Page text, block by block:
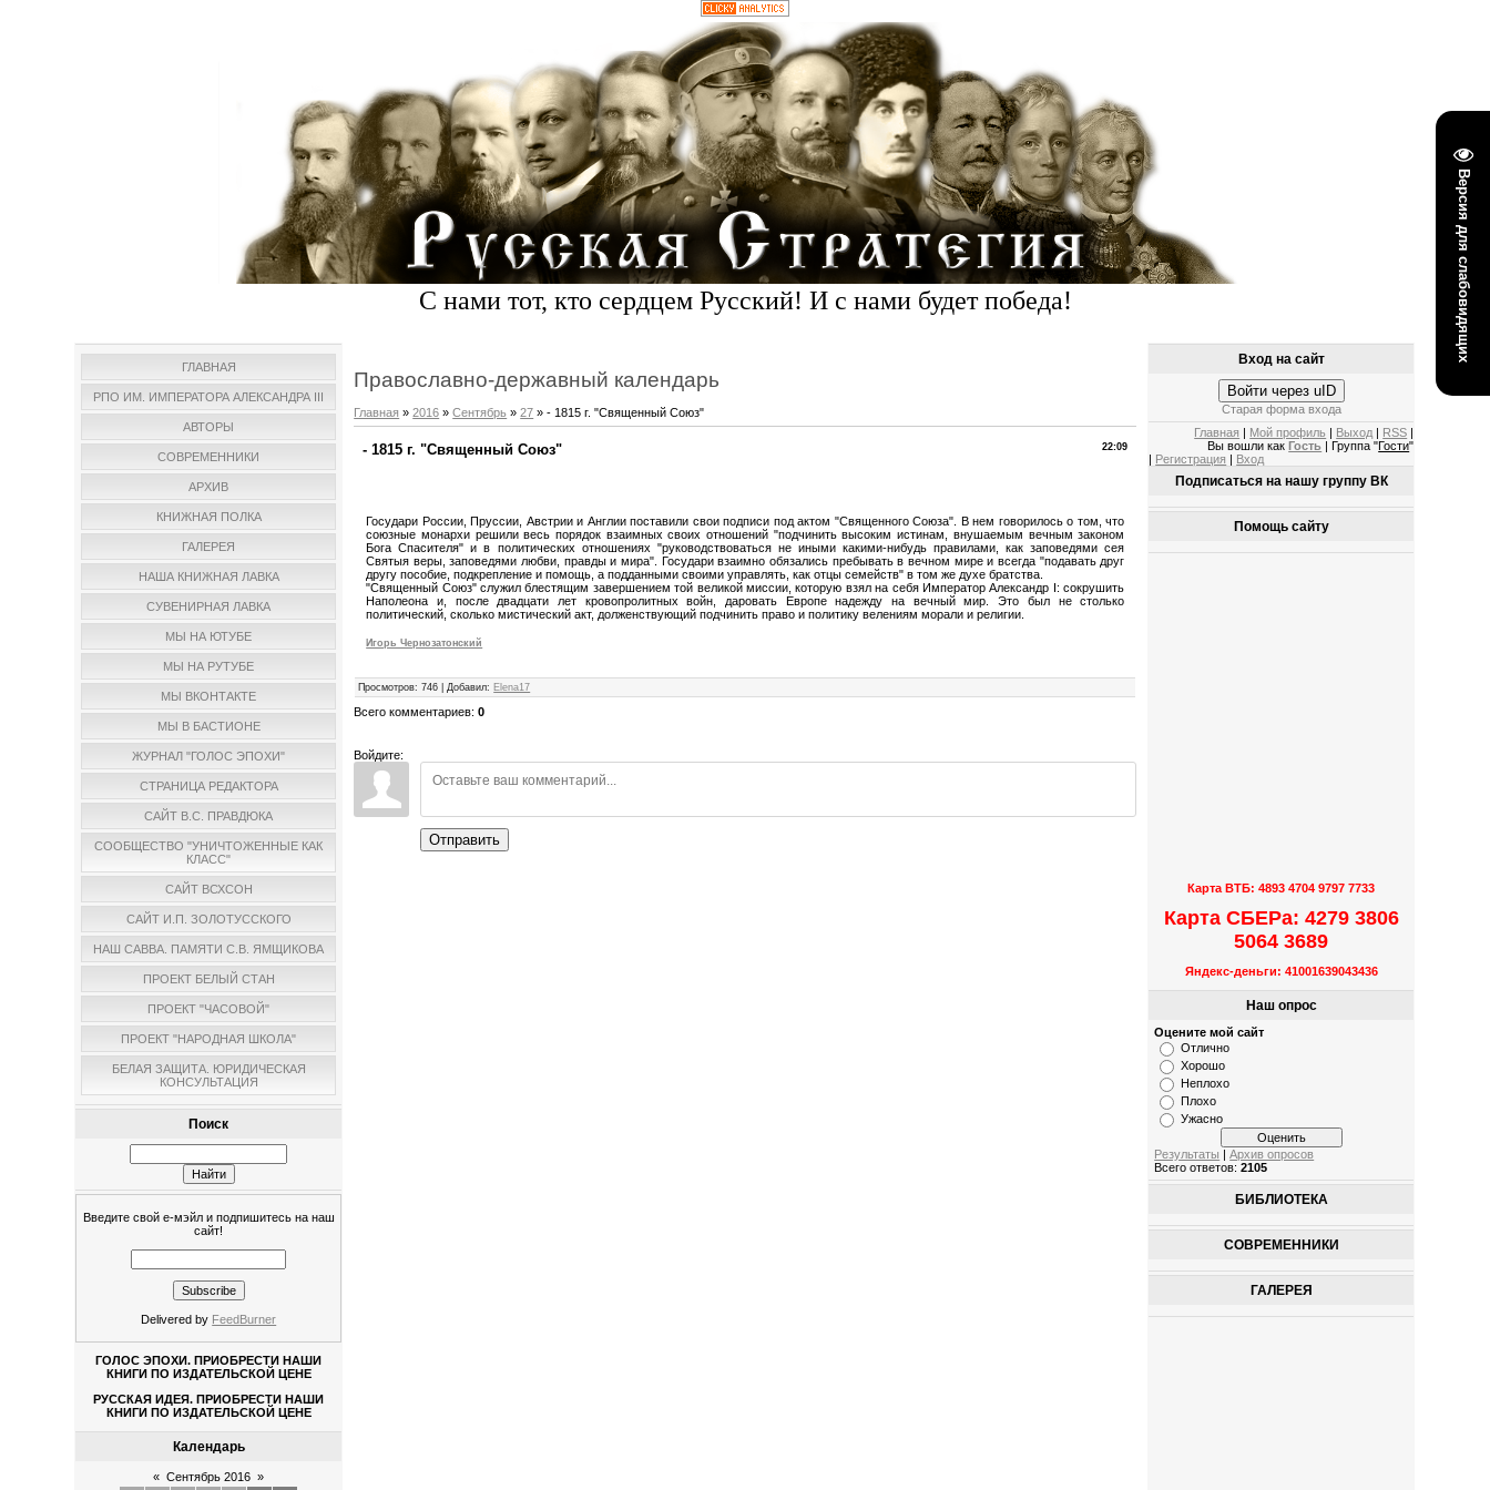
Версия для слабовидящих
С нами тот, кто сердцем Русский! И с нами будет победа!
ГЛАВНАЯ
РПО ИМ. ИМПЕРАТОРА АЛЕКСАНДРА III
АВТОРЫ
СОВРЕМЕННИКИ
АРХИВ
КНИЖНАЯ ПОЛКА
ГАЛЕРЕЯ
НАША КНИЖНАЯ ЛАВКА
СУВЕНИРНАЯ ЛАВКА
МЫ НА ЮТУБЕ
МЫ НА РУТУБЕ
МЫ ВКОНТАКТЕ
МЫ В БАСТИОНЕ
ЖУРНАЛ "ГОЛОС ЭПОХИ"
СТРАНИЦА РЕДАКТОРА
САЙТ В.С. ПРАВДЮКА
СООБЩЕСТВО "УНИЧТОЖЕННЫЕ КАК
КЛАСС"
САЙТ ВСХСОН
САЙТ И.П. ЗОЛОТУССКОГО
НАШ САВВА. ПАМЯТИ С.В. ЯМЩИКОВА
ПРОЕКТ БЕЛЫЙ СТАН
ПРОЕКТ "ЧАСОВОЙ"
ПРОЕКТ "НАРОДНАЯ ШКОЛА"
БЕЛАЯ ЗАЩИТА. ЮРИДИЧЕСКАЯ
КОНСУЛЬТАЦИЯ
Поиск
Введите свой е-мэйл и подпишитесь на наш
сайт!
Delivered by FeedBurner
ГОЛОС ЭПОХИ. ПРИОБРЕСТИ НАШИ
КНИГИ ПО ИЗДАТЕЛЬСКОЙ ЦЕНЕ
РУССКАЯ ИДЕЯ. ПРИОБРЕСТИ НАШИ
КНИГИ ПО ИЗДАТЕЛЬСКОЙ ЦЕНЕ
Календарь
« Сентябрь 2016 »
Православно-державный календарь
Главная »2016 » Сентябрь » 27 » - 1815 г. "Священный Союз"
22:09
- 1815 г. "Священный Союз"
Государи России, Пруссии, Австрии и Англии поставили свои подписи под актом "Священного Союза". В нем говорилось о том, что
союзные монархи решили весь порядок взаимных своих отношений "подчинить высоким истинам, внушаемым вечным законом
Бога Спасителя" и в политических отношениях "руководствоваться не иными какими-нибудь правилами, как заповедями сея
Святыя веры, заповедями любви, правды и мира". Государи взаимно обязались пребывать в вечном мире и всегда "подавать друг
другу пособие, подкрепление и помощь, а подданными своими управлять, как отцы семейств" в том же духе братства.
"Священный Союз" служил блестящим завершением той великой миссии, которую взял на себя Император Александр I: сокрушить
Наполеона и, после двадцати лет кровопролитных войн, даровать Европе надежду на вечный мир. Это был не столько
политический, сколько мистический акт, долженствующий подчинить право и политику велениям морали и религии.
Игорь Чернозатонский
Просмотров: 746 |Добавил: Elena17
Всего комментариев:0
Войдите:
Отправить
Вход на сайт
Войти через uID
Старая форма входа
Главная
Мой профиль Выход RSS
Вы вошли как Гость | Группа "Гости"
Регистрация Вход
Подписаться на нашу группу ВК
Помощь сайту
Карта ВТБ: 4893 4704 9797 7733
Карта СБЕРа: 4279 3806
5064 3689
Яндекс-деньги: 41001639043436
Наш опрос
Оцените мой сайт
Отлично
Хорошо
Неплохо
Плохо
Ужасно
Результаты |Архив опросов
Всего ответов:2105
БИБЛИОТЕКА
СОВРЕМЕННИКИ
ГАЛЕРЕЯ